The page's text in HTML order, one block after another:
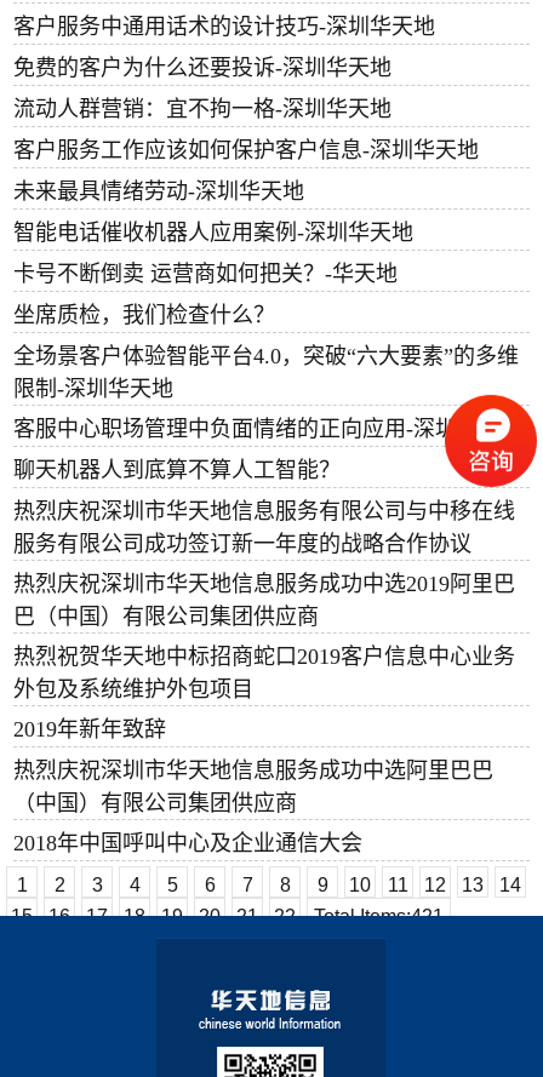
客户服务中通用话术的设计技巧-深圳华天地
免费的客户为什么还要投诉-深圳华天地
流动人群营销：宜不拘一格-深圳华天地
客户服务工作应该如何保护客户信息-深圳华天地
未来最具情绪劳动-深圳华天地
智能电话催收机器人应用案例-深圳华天地
卡号不断倒卖 运营商如何把关？-华天地
坐席质检，我们检查什么？
全场景客户体验智能平台4.0，突破“六大要素”的多维
限制-深圳华天地
客服中心职场管理中负面情绪的正向应用-深圳华天地
聊天机器人到底算不算人工智能？
热烈庆祝深圳市华天地信息服务有限公司与中移在线
服务有限公司成功签订新一年度的战略合作协议
热烈庆祝深圳市华天地信息服务成功中选2019阿里巴
巴（中国）有限公司集团供应商
热烈祝贺华天地中标招商蛇口2019客户信息中心业务
外包及系统维护外包项目
2019年新年致辞
热烈庆祝深圳市华天地信息服务成功中选阿里巴巴
（中国）有限公司集团供应商
2018年中国呼叫中心及企业通信大会
1 2 3 4 5 6 7 8 9 10 11 12 13
14
15
16 17 18 19 20 21 22 Total Items:421